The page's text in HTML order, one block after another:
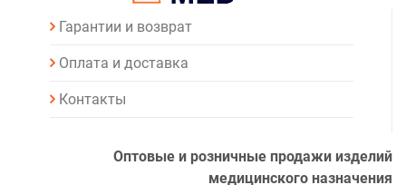
Гарантии и возврат
Оплата и доставка
Контакты
Оптовые и розничные продажи изделий
медицинского назначения